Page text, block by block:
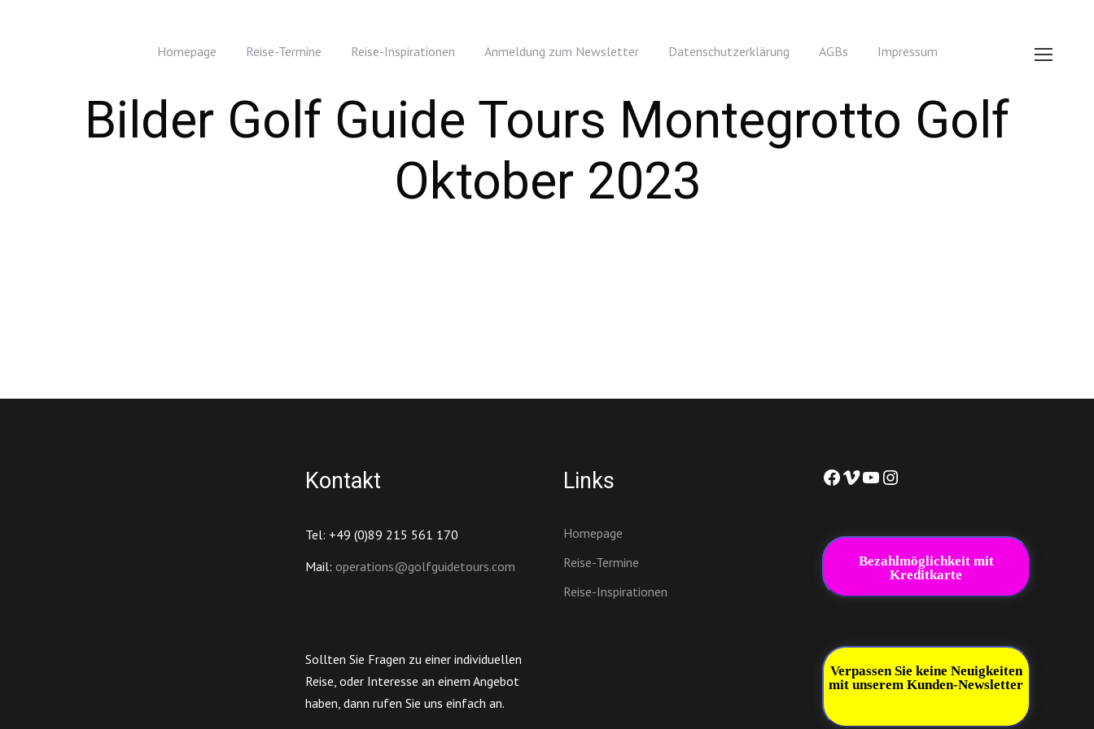
Homepage Reise-Termine Reise-Inspirationen Anmeldung zum Newsletter Datenschutzerklärung AGBs Impressum
Bilder Golf Guide Tours Montegrotto Golf
Oktober 2023
Kontakt
Tel: +49 (0)89 215 561 170
Mail: operations@golfguidetours.com
Sollten Sie Fragen zu einer individuellen
Reise, oder Interesse an einem Angebot
haben, dann rufen Sie uns einfach an.
Links
Homepage
Reise-Termine
Reise-Inspirationen
Facebook Vimeo YouTube Instagram
Bezahlmöglichkeit mit
Kreditkarte
Verpassen Sie keine Neuigkeiten
mit unserem Kunden-Newsletter